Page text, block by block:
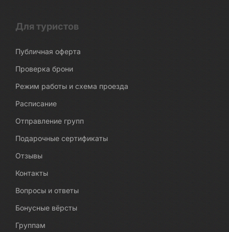
Для туристов
Публичная оферта
Проверка брони
Режим работы и схема проезда
Расписание
Отправление групп
Подарочные сертификаты
Отзывы
Контакты
Вопросы и ответы
Бонусные вёрсты
Группам